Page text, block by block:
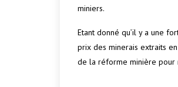
miniers.
Etant donné qu’il y a une
prix des minerais extraits
de la réforme minière pour